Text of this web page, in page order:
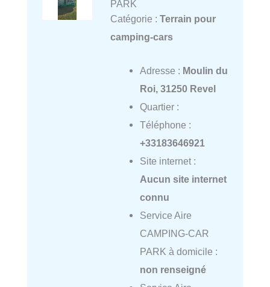
PARK
Catégorie : Terrain pour
camping-cars
Adresse : Moulin du
Roi, 31250 Revel
Quartier :
Téléphone :
+33183646921
Site internet :
Aucun site internet
connu
Service Aire
CAMPING-CAR
PARK à domicile :
non renseigné